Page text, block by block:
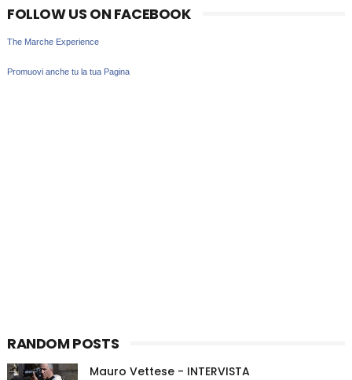
FOLLOW US ON FACEBOOK
The Marche Experience
Promuovi anche tu la tua Pagina
RANDOM POSTS
Mauro Vettese - INTERVISTA